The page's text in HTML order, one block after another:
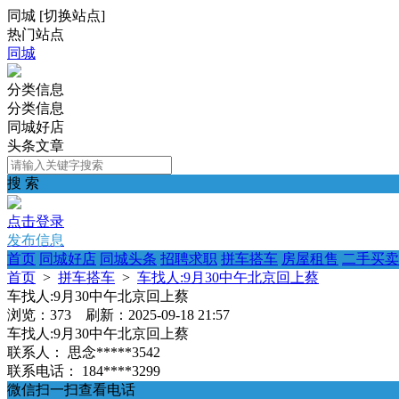
同城 [切换站点]
热门站点
同城
分类信息
分类信息
同城好店
头条文章
搜 索
点击登录
发布信息
首页 同城好店 同城头条 招聘求职 拼车搭车 房屋租售 二手买卖
首页 > 拼车搭车 > 车找人:9月30中午北京回上蔡
车找人:9月30中午北京回上蔡
浏览：373 刷新：2025-09-18 21:57
车找人:9月30中午北京回上蔡
联系人：
思念*****3542
联系电话：
184****3299
微信扫一扫查看电话